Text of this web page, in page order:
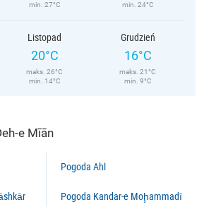
min. 27°C
min. 24°C
Listopad
20°C
maks. 26°C
min. 14°C
Grudzień
16°C
maks. 21°C
min. 9°C
e Mīān
Pogoda Ahl
Pogoda Kandar-e Moḩammadī